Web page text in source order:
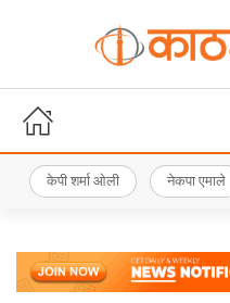
केपी शर्मा ओली नेकपा एमाले